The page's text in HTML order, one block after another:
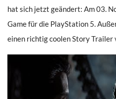
hat sich jetzt geändert: Am 03.
Game für die PlayStation 5.
einen richtig coolen Story